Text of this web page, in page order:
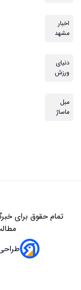
اخبار
مشهد
دنیای
ورزش
مبل
ماساژ
تمام حقوق برای